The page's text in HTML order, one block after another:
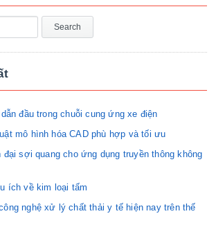
đầu trong chuỗi cung ứng xe điện
mô hình hóa CAD phù hợp và tối ưu
đại sợi quang cho ứng dụng truyền thông không
ích về kim loại tấm
nghệ xử lý chất thải y tế hiện nay trên thế